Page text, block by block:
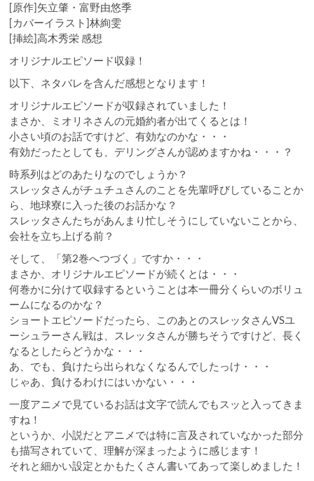
[原作]矢立肇・富野由悠季
[カバーイラスト]林絢雯
[挿絵]高木秀栄 感想
オリジナルエピソード収録！
以下、ネタバレを含んだ感想となります！
オリジナルエピソードが収録されていました！
まさか、ミオリネさんの元婚約者が出てくるとは！
小さい頃のお話ですけど、有効なのかな・・・
有効だったとしても、デリングさんが認めますかね・・・？
時系列はどのあたりなのでしょうか？
スレッタさんがチュチュさんのことを先輩呼びしていることか
ら、地球寮に入った後のお話かな？
スレッタさんたちがあんまり忙しそうにしていないことから、
会社を立ち上げる前？
そして、「第2巻へつづく」ですか・・・
まさか、オリジナルエピソードが続くとは・・・
何巻かに分けて収録するということは本一冊分くらいのボリュ
ームになるのかな？
ショートエピソードだったら、このあとのスレッタさんVSユ
ーシュラーさん戦は、スレッタさんが勝ちそうですけど、長く
なるとしたらどうかな・・・
あ、でも、負けたら出られなくなるんでしたっけ・・・
じゃあ、負けるわけにはいかない・・・
一度アニメで見ているお話は文字で読んでもスッと入ってきま
すね！
というか、小説だとアニメでは特に言及されていなかった部分
も描写されていて、理解が深まったように感じます！
それと細かい設定とかもたくさん書いてあって楽しめました！